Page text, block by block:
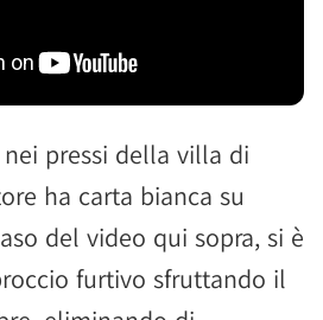
pressi della villa di
ha carta bianca su
del video qui sopra, si è
furtivo sfruttando il